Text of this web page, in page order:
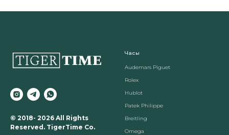
© 2018- 2026 All Rights
Reserved. TigerTime Co.
Часы
Audemars Piguet
Rolex
Hublot
Patek Philippe
Breitling
Omega